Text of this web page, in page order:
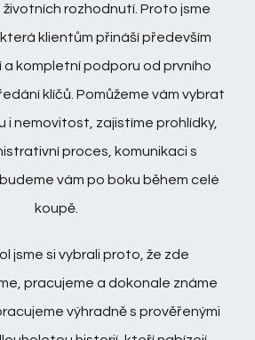
rozhodnutí. Proto jsme
klientům přináší především
kompletní podporu od prvního
klíčů. Pomůžeme vám vybrat
i nemovitost, zajistíme prohlídky,
proces, komunikaci s
vám po boku během celé
koupě.
jsme si vybrali proto, že zde
pracujeme a dokonale známe
výhradně s prověřenými